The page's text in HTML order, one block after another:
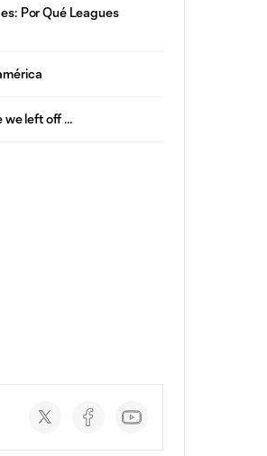
Por Qué Leagues
we left off …
Social
accounts